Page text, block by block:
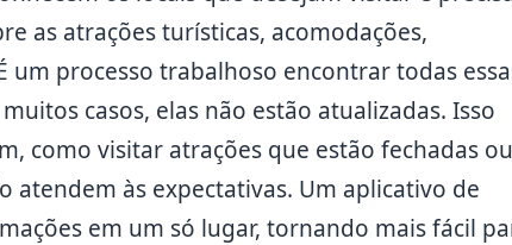
as atrações turísticas, acomodações,
processo trabalhoso encontrar todas
casos, elas não estão atualizadas. Isso
como visitar atrações que estão fechadas ou
atendem às expectativas. Um aplicativo de
em um só lugar, tornando mais fácil